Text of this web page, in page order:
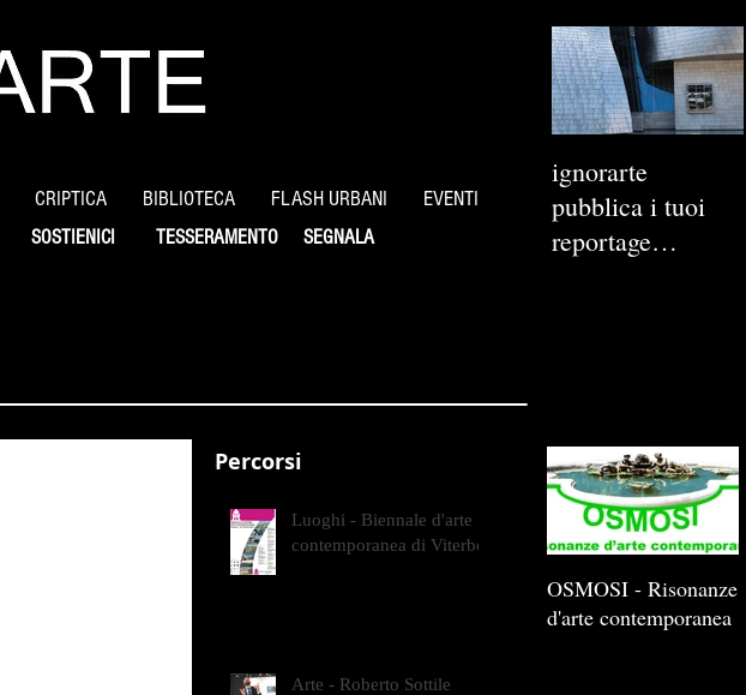
CRIPTICA BIBLIOTECA FLASH URBANI EVENTI
SOSTIENICI SEGNALA
TESSERAMENTO
ignorarte
pubblica i tuoi
reportage
Percorsi
Luoghi - Biennale d'arte
contemporanea di Viterbo
Arte - Roberto Sottile
OSMOSI - Risonanze
d'arte contemporanea